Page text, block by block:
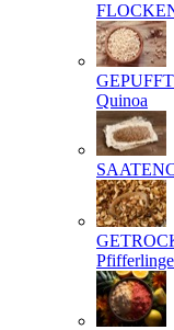
Quinoa
SAATEN